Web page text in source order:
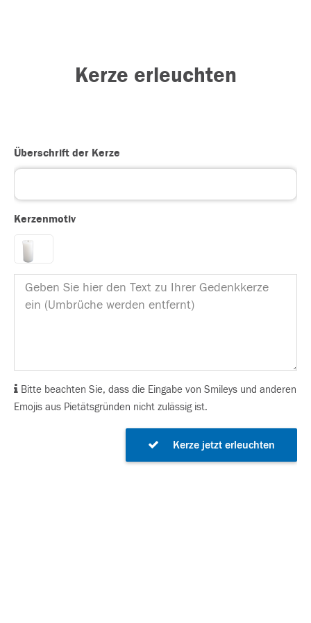
Kerze erleuchten
Überschrift der Kerze
Kerzenmotiv
Bitte beachten Sie, dass die Eingabe von Smileys und anderen
Emojis aus Pietätsgründen nicht zulässig ist.
Kerze jetzt erleuchten